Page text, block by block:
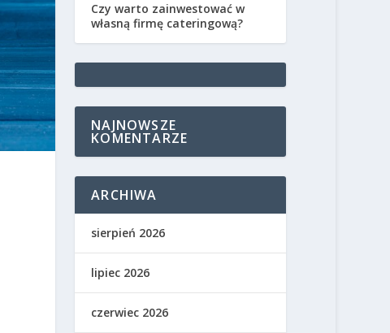
Czy warto zainwestować w
własną firmę cateringową?
NAJNOWSZE
KOMENTARZE
ARCHIWA
sierpień 2026
lipiec 2026
czerwiec 2026